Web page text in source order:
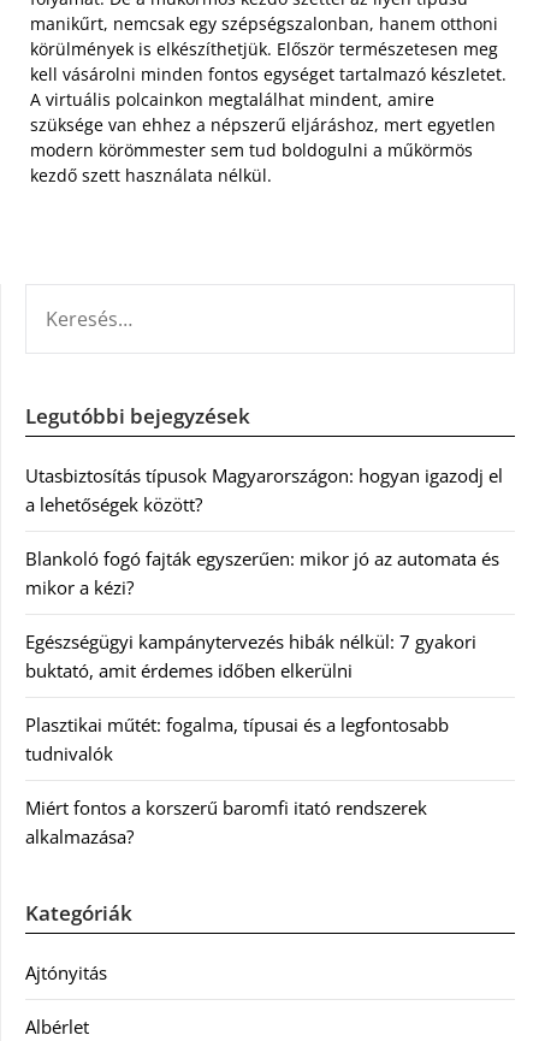
manikűrt, nemcsak egy szépségszalonban, hanem otthoni
körülmények is elkészíthetjük. Először természetesen meg
kell vásárolni minden fontos egységet tartalmazó készletet.
A virtuális polcainkon megtalálhat mindent, amire
szüksége van ehhez a népszerű eljáráshoz, mert egyetlen
modern körömmester sem tud boldogulni a műkörmös
kezdő szett használata nélkül.
Legutóbbi bejegyzések
Utasbiztosítás típusok Magyarországon: hogyan igazodj el
a lehetőségek között?
Blankoló fogó fajták egyszerűen: mikor jó az automata és
mikor a kézi?
Egészségügyi kampánytervezés hibák nélkül: 7 gyakori
buktató, amit érdemes időben elkerülni
Plasztikai műtét: fogalma, típusai és a legfontosabb
tudnivalók
Miért fontos a korszerű baromfi itató rendszerek
alkalmazása?
Kategóriák
Ajtónyitás
Albérlet